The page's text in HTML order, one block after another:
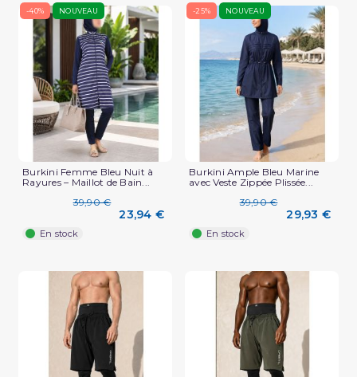
-40% NOUVEAU
Burkini Femme Bleu Nuit à
Rayures – Maillot de Bain...
39,90 €
23,94 €
En stock
-25% NOUVEAU
Burkini Ample Bleu Marine
avec Veste Zippée Plissée...
39,90 €
29,93 €
En stock